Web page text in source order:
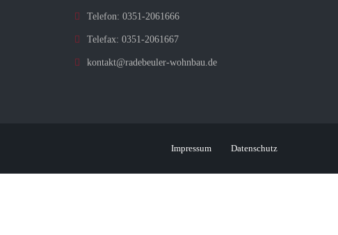
Telefon: 0351-2061666
Telefax: 0351-2061667
kontakt@radebeuler-wohnbau.de
Impressum Datenschutz